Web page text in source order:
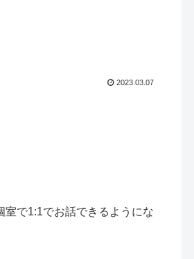
2023.03.07
で1:1でお話できるようにな